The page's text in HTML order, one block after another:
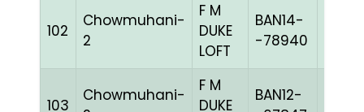
102
Chowmuhani-
2
F M
DUKE
LOFT
BAN14-
-78940
103
Chowmuhani-
F M
DUKE
BAN12-